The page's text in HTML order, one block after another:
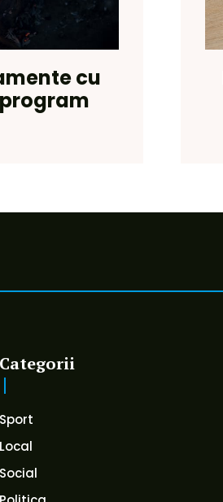
cu
Categorii
Sport
Local
Social